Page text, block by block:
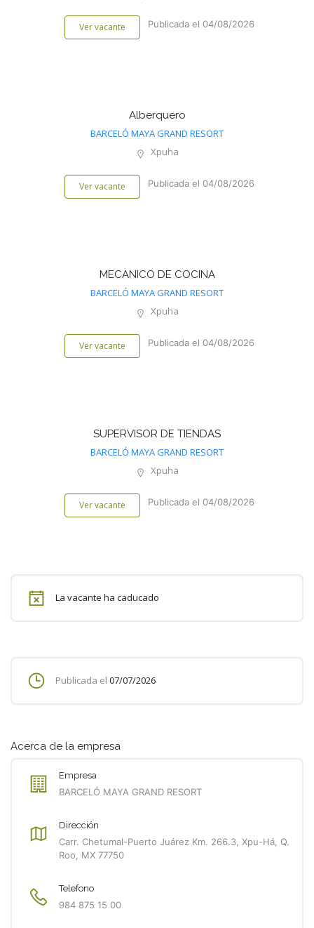
Ver vacante Publicada el 04/08/2026
Alberquero
BARCELÓ MAYA GRAND RESORT
Xpuha
Ver vacante Publicada el 04/08/2026
MECANICO DE COCINA
BARCELÓ MAYA GRAND RESORT
Xpuha
Ver vacante Publicada el 04/08/2026
SUPERVISOR DE TIENDAS
BARCELÓ MAYA GRAND RESORT
Xpuha
Ver vacante Publicada el 04/08/2026
La vacante ha caducado
Publicada el 07/07/2026
Acerca de la empresa
Empresa
BARCELÓ MAYA GRAND RESORT
Dirección
Carr. Chetumal-Puerto Juárez Km. 266.3, Xpu-Há, Q.
Roo, MX 77750
Telefono
984 875 15 00